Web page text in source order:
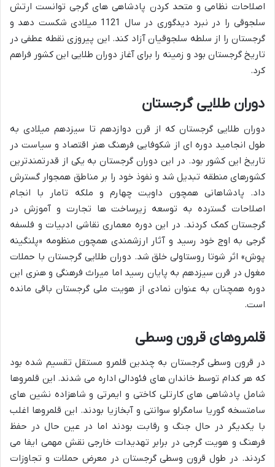
اصلاحات نظامی و متحد کردن پادشاهی های گرجی توانست ارتش
سلجوقی را در نبرد دیدگوری در سال 1121 میلادی شکست دهد و
گرجستان را از سلطه سلجوقیان آزاد کند. این پیروزی نقطه عطفی در
تاریخ گرجستان بود و زمینه را برای آغاز دوران طلایی این کشور فراهم
کرد.
دوران طلایی گرجستان
دوران طلایی گرجستان که از قرن دوازدهم تا سیزدهم میلادی به
طول انجامید دوره ای از شکوفایی فرهنگ هنر اقتصاد و سیاست در
تاریخ این کشور بود. در این دوران گرجستان به یکی از قدرتمندترین
کشورهای منطقه تبدیل شد و نفوذ خود را بر مناطق همجوار گسترش
داد. پادشاهانی همچون داویت چهارم و ملکه تامار با انجام
اصلاحات گسترده به توسعه زیرساخت ها تجارت و آموزش در
گرجستان کمک کردند. در این دوره معماری نقاشی ادبیات و فلسفه
گرجی به اوج خود رسید و آثار ارزشمندی همچون منظومه «پلنگینه
پوش» اثر شوتا روستاولی خلق شد. دوران طلایی گرجستان با حملات
مغول در قرن سیزدهم به پایان رسید اما میراث فرهنگی و هنری این
دوره همچنان به عنوان نمادی از هویت ملی گرجستان باقی مانده
است.
قلمروهای قرون وسطی
در قرون وسطی گرجستان به چندین قلمرو مستقل تقسیم شده بود
که هر کدام توسط خاندان های فئودالی اداره می شدند. این قلمروها
شامل پادشاهی های کارتلی کاختی و ایمرتی و شاهزاده نشین های
سامتسخه گوریا سامگرلو سوانتی و آبخازیا بودند. این قلمروها اغلب
با یکدیگر در حال جنگ و رقابت بودند اما در عین حال در حفظ
فرهنگ و هویت گرجی در برابر تهدیدات خارجی نقش مهمی ایفا می
کردند. در طول قرون وسطی گرجستان در معرض حملات و تجاوزات